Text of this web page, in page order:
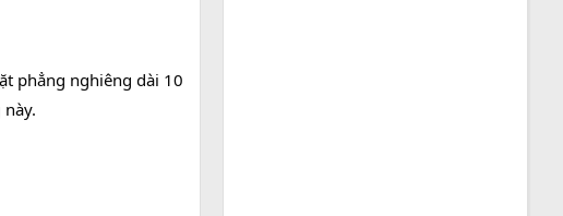
phẳng nghiêng dài 10